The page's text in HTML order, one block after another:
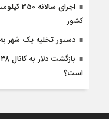
اجرای
کشور
دستور تخلیه یک شهر
است؟